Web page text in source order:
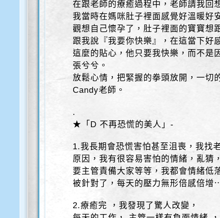
在跟老師的療癒過程中，老師請我回
我當時在媽咪肚子裡面感覺好溫暖好
觀想自己懷孕了，肚子裡面的寶寶想
跟我說『我要你快樂』，在這當下好
這麼的貼心，他只要我快樂，而不是
張兮兮。
放鬆心情，把緊握的拳頭放開，一切
Candy老師。
.
★「D 不再恐慌的美人」-
1.我長期會恐慌害怕甚至沮喪，我找
原因，我有很容易害怕的情緒，亂猜
要主管責備大家等等，我都會情緒低
被針對了，每天的壓力無形倍感倍
2.療癒完 ，我發現了驚人改變，